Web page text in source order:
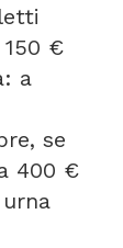
€
a
se
400 €